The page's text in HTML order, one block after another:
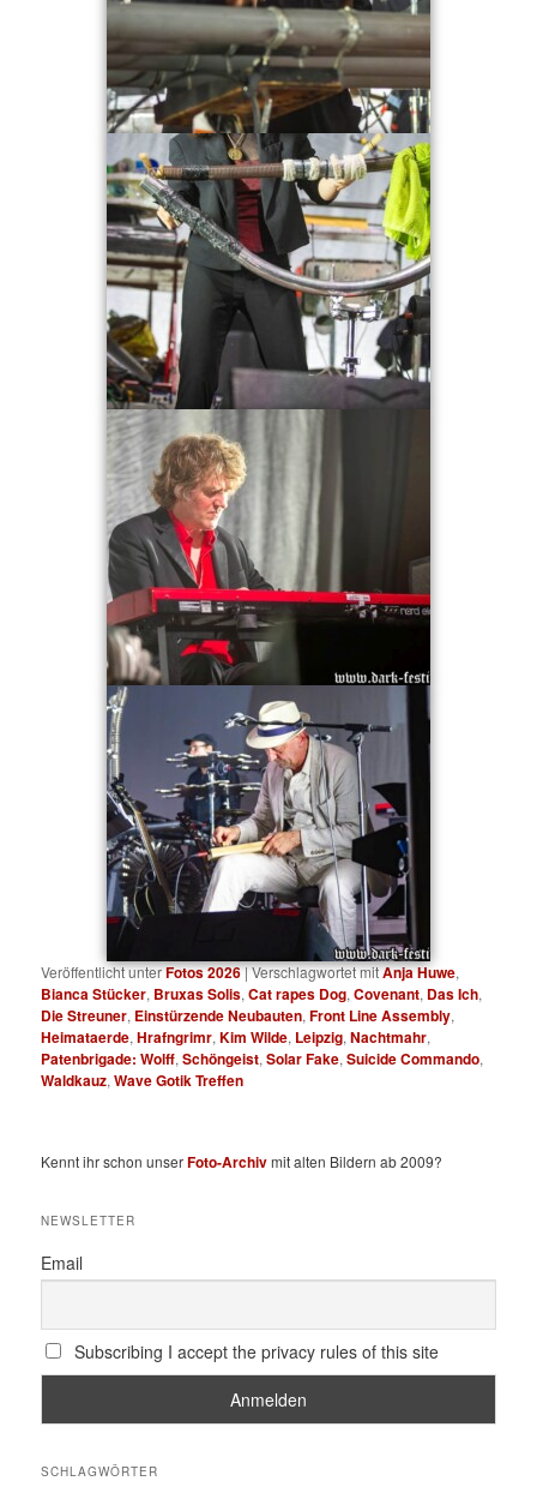
Veröffentlicht unterFotos 2026|Verschlagwortet mitAnja Huwe,
Bianca Stücker, Bruxas Solis,Cat rapes Dog,Covenant, Das Ich,
Die Streuner, Einstürzende Neubauten,Front Line Assembly,
Heimataerde,Hrafngrimr,Kim Wilde, Leipzig,Nachtmahr,
Patenbrigade: Wolff,Schöngeist,Solar Fake,Suicide Commando,
Waldkauz,Wave Gotik Treffen
Kennt ihr schon unserFoto-Archivmit alten Bildern ab 2009?
NEWSLETTER
Email
Subscribing I accept the privacy rules of this site
SCHLAGWÖRTER